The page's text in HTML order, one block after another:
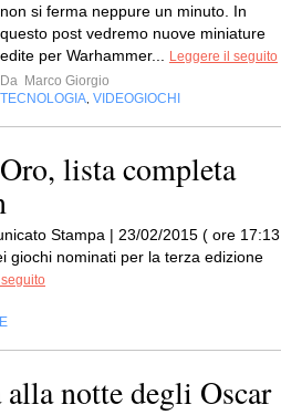
non si ferma neppure un minuto. In
questo post vedremo nuove miniature
edite per Warhammer... Leggere il seguito
Da Marco Giorgio
TECNOLOGIA, VIDEOGIOCHI
lista completa
Stampa | 23/02/2015 ( ore 17:13
giochi nominati per la terza edizione
notte degli Oscar